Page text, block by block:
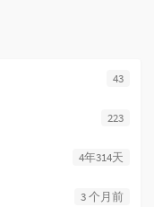
43
223
4年314天
3 个月前